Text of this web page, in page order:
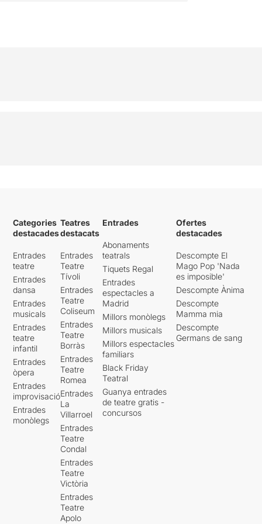
Categories
destacades
Entrades
teatre
Entrades
dansa
Entrades
musicals
Entrades
teatre
infantil
Entrades
òpera
Entrades
improvisació
Entrades
monòlegs
Teatres
destacats
Entrades
Teatre
Tívoli
Entrades
Teatre
Coliseum
Entrades
Teatre
Borràs
Entrades
Teatre
Romea
Entrades
La
Villarroel
Entrades
Teatre
Condal
Entrades
Teatre
Victòria
Entrades
Teatre
Apolo
Entrades
Abonaments
teatrals
Tiquets Regal
Entrades
espectacles a
Madrid
Millors monòlegs
Millors musicals
Millors espectacles
familiars
Black Friday
Teatral
Guanya entrades
de teatre gratis -
concursos
Ofertes
destacades
Descompte El
Mago Pop 'Nada
es imposible'
Descompte Ànima
Descompte
Mamma mia
Descompte
Germans de sang